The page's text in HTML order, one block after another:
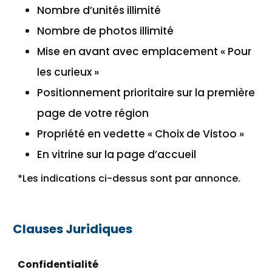
Nombre d’unités illimité
Nombre de photos illimité
Mise en avant avec emplacement « Pour
les curieux »
Positionnement prioritaire sur la première
page de votre région
Propriété en vedette « Choix de Vistoo »
En vitrine sur la page d’accueil
*Les indications ci-dessus sont par annonce.
Clauses Juridiques
Confidentialité